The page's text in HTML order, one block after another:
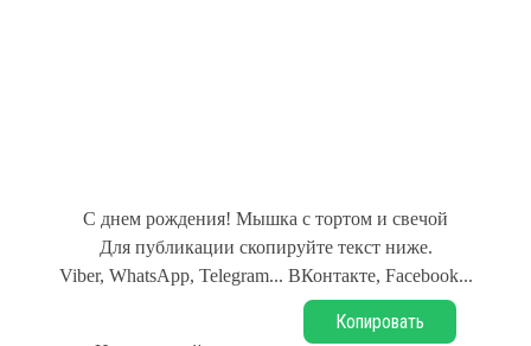
С днем рождения! Мышка с тортом и свечой
Для публикации скопируйте текст ниже.
Viber, WhatsApp, Telegram... ВКонтакте, Facebook...
Копировать